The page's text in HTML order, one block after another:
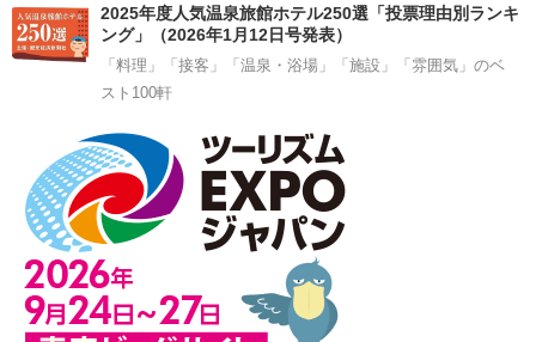
2025年度人気温泉旅館ホテル250選「投票理由別ランキ
ング」（2026年1月12日号発表）
「料理」「接客」「温泉・浴場」「施設」「雰囲気」のベ
スト100軒